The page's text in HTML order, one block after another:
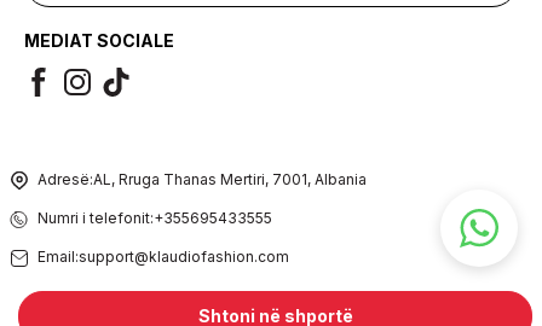
Shtoni në shportë
MEDIAT SOCIALE
Adresë:AL, Rruga Thanas Mertiri, 7001, Albania
Numri i telefonit:+355695433555
Email:support@klaudiofashion.com
Prepared byT-Soft E-Commerce